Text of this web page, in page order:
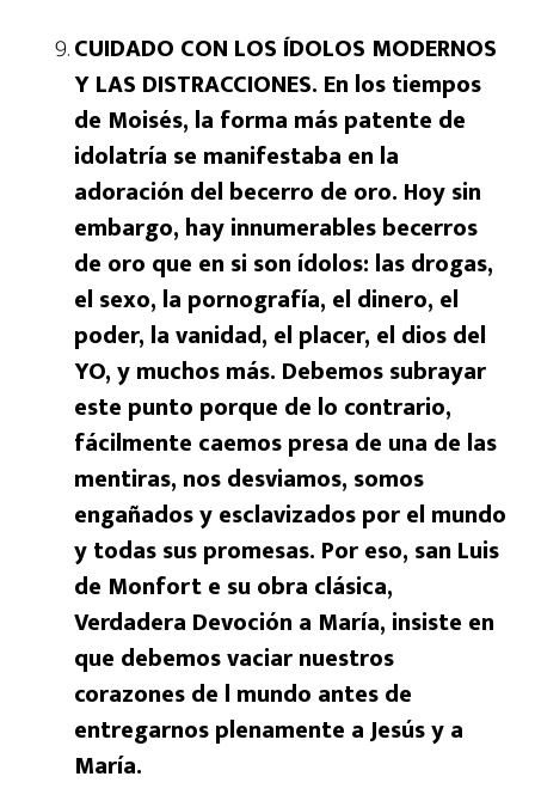
CUIDADO CON LOS ÍDOLOS MODERNOS
Y LAS DISTRACCIONES. En los tiempos
de Moisés, la forma más patente de
idolatría se manifestaba en la
adoración del becerro de oro. Hoy sin
embargo, hay innumerables becerros
de oro que en si son ídolos: las drogas,
el sexo, la pornografía, el dinero, el
poder, la vanidad, el placer, el dios del
YO, y muchos más. Debemos subrayar
este punto porque de lo contrario,
fácilmente caemos presa de una de las
mentiras, nos desviamos, somos
engañados y esclavizados por el mundo
y todas sus promesas. Por eso, san Luis
de Monfort e su obra clásica,
Verdadera Devoción a María, insiste en
que debemos vaciar nuestros
corazones de l mundo antes de
entregarnos plenamente a Jesús y a
María.